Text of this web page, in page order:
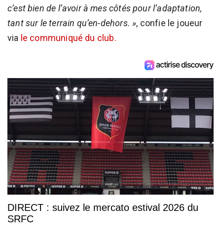
c’est bien de l’avoir à mes côtés pour l’adaptation,
tant sur le terrain qu’en-dehors. », confie le joueur
via le communiqué du club.
DIRECT : suivez le mercato estival 2026 du
SRFC